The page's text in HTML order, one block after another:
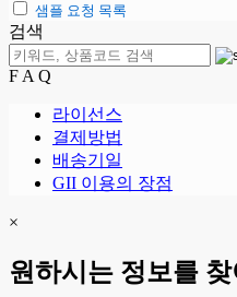
샘플 요청 목록
검색
F A Q
라이선스
결제방법
배송기일
GII 이용의 장점
×
원하시는 정보를